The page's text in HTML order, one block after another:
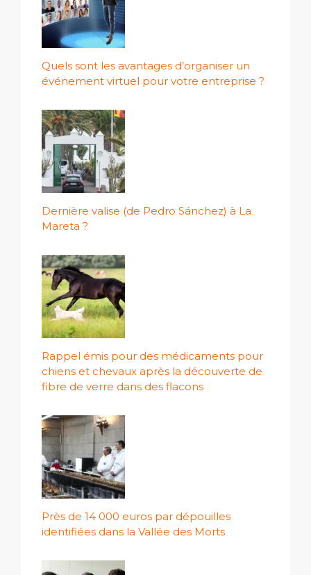
Quels sont les avantages d’organiser un
événement virtuel pour votre entreprise ?
Dernière valise (de Pedro Sánchez) à La
Mareta ?
Rappel émis pour des médicaments pour
chiens et chevaux après la découverte de
fibre de verre dans des flacons
Près de 14 000 euros par dépouilles
identifiées dans la Vallée des Morts